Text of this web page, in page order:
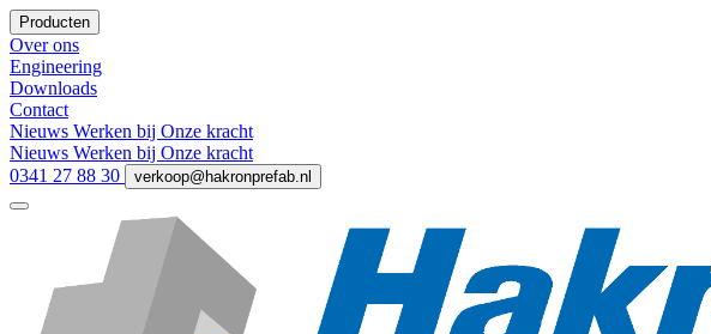
Producten
Over ons
Engineering
Downloads
Contact
Nieuws Werken bij Onze kracht
Nieuws Werken bij Onze kracht
0341 27 88 30
verkoop@hakronprefab.nl